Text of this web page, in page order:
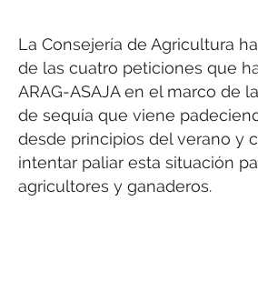
La Consejería de Agricultura
de las cuatro peticiones que
ARAG-ASAJA en el marco de
de sequía que viene
desde principios del verano y
intentar paliar esta situación
agricultores y ganaderos.